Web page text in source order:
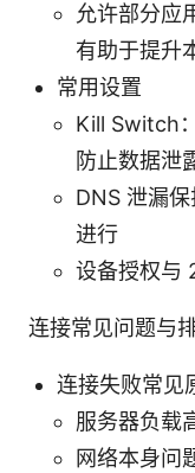
允许部分应
有助于提升
常用设置
Kill Switch
防止数据泄
DNS 泄漏
进行
设备授权与
连接常见问题与
连接失败常见
服务器负载
网络本身问